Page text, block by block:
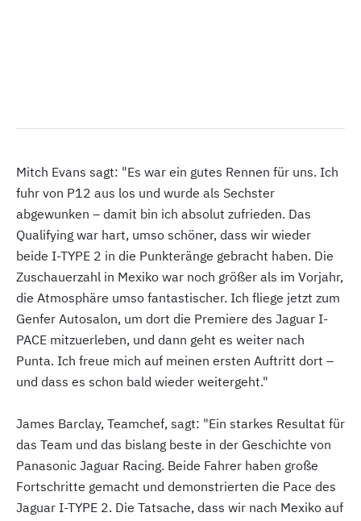
Mitch Evans sagt: "Es war ein gutes Rennen für uns. Ich
fuhr von P12 aus los und wurde als Sechster
abgewunken – damit bin ich absolut zufrieden. Das
Qualifying war hart, umso schöner, dass wir wieder
beide I-TYPE 2 in die Punkteränge gebracht haben. Die
Zuschauerzahl in Mexiko war noch größer als im Vorjahr,
die Atmosphäre umso fantastischer. Ich fliege jetzt zum
Genfer Autosalon, um dort die Premiere des Jaguar I-
PACE mitzuerleben, und dann geht es weiter nach
Punta. Ich freue mich auf meinen ersten Auftritt dort –
und dass es schon bald wieder weitergeht."
James Barclay, Teamchef, sagt: "Ein starkes Resultat für
das Team und das bislang beste in der Geschichte von
Panasonic Jaguar Racing. Beide Fahrer haben große
Fortschritte gemacht und demonstrierten die Pace des
Jaguar I-TYPE 2. Die Tatsache, dass wir nach Mexiko auf